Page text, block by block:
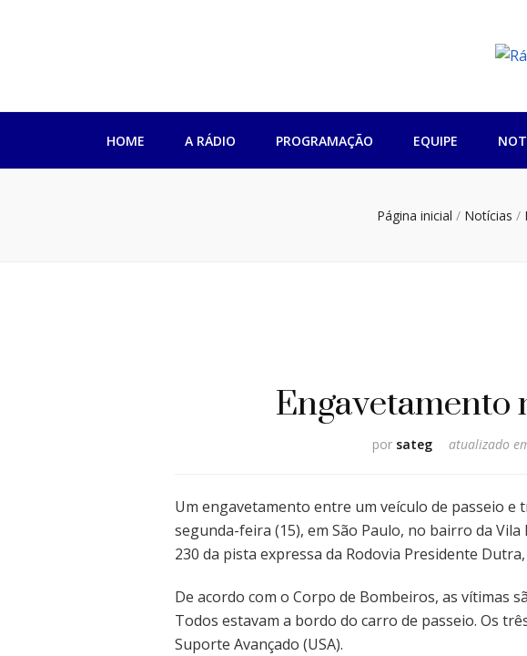
Rádio Imprensa
HOME A RÁDIO PROGRAMAÇÃO EQUIPE
Página inicial / Notícias /
por sateg atualizado
Um engavetamento entre um veículo de passeio
segunda-feira (15), em São Paulo, no bairro da
230 da pista expressa da Rodovia Presidente
De acordo com o Corpo de Bombeiros, as vítimas
Todos estavam a bordo do carro de passeio. Os
Suporte Avançado (USA).